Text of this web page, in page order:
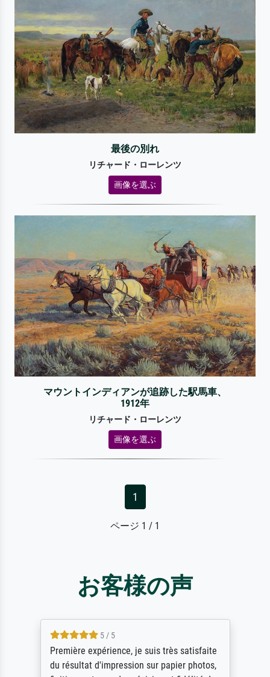
最後の別れ
リチャード・ローレンツ
画像を選ぶ
マウントインディアンが追跡した駅馬車、
1912年
リチャード・ローレンツ
画像を選ぶ
1
ページ 1 / 1
お客様の声
ik beoordeel Meisterdrucke zeer positief.
Door de 69505 beschikbare kunstenaars